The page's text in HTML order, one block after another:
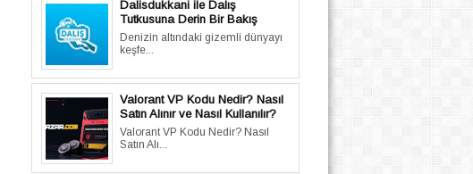
Dalisdukkani ile Dalış
Tutkusuna Derin Bir Bakış
Denizin altındaki gizemli dünyayı
keşfe...
Valorant VP Kodu Nedir? Nasıl
Satın Alınır ve Nasıl Kullanılır?
Valorant VP Kodu Nedir? Nasıl
Satın Alı...